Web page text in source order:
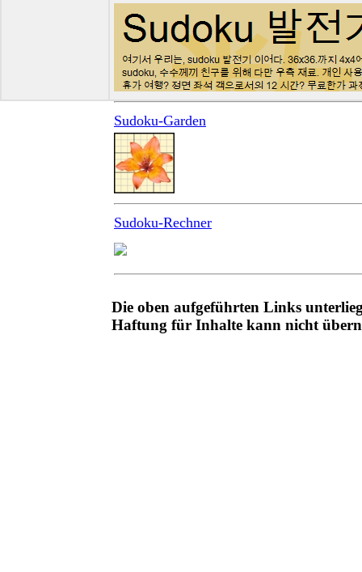
Sudoku-Garden
Sudoku-Rechner
Die oben aufgeführten Links
Haftung für Inhalte kann nicht